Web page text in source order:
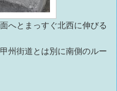
へとまっすぐ北西に伸びる
州街道とは別に南側のルー